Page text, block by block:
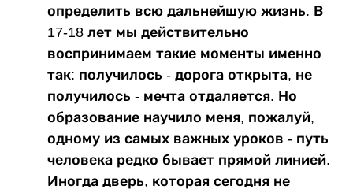
определить всю дальнейшую жизнь. В
17-18 лет мы действительно
воспринимаем такие моменты именно
так: получилось - дорога открыта, не
получилось - мечта отдаляется. Но
образование научило меня, пожалуй,
одному из самых важных уроков - путь
человека редко бывает прямой линией.
Иногда дверь, которая сегодня не